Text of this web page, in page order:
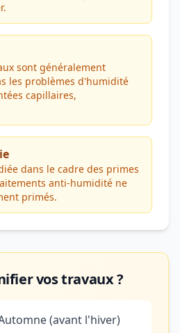
sont généralement
les problèmes d'humidité
capillaires,
dans le cadre des primes
anti-humidité ne
primés.
vos travaux ?
(avant l'hiver)